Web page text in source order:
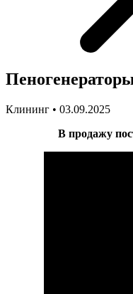
Клининг • 03.09.2025
В продажу